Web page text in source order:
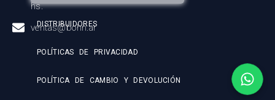
hs.
ventas@bohn.ar
DISTRIBUIDORES
POLÍTICAS DE PRIVACIDAD
POLÍTICA DE CAMBIO Y DEVOLUCIÓN